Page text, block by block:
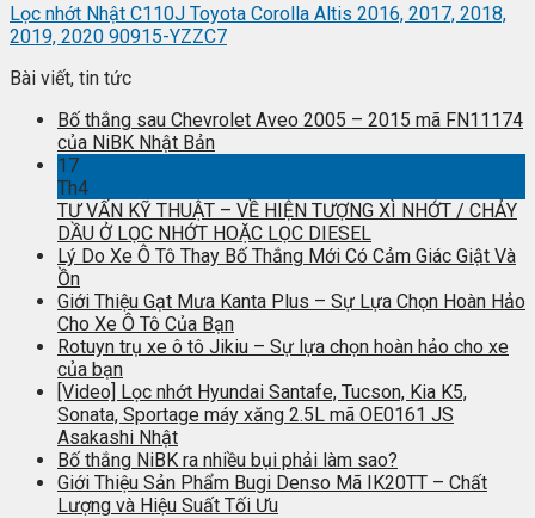
Lọc nhớt Nhật C110J Toyota Corolla Altis 2016, 2017, 2018,
2019, 2020 90915-YZZC7
Bài viết, tin tức
Bố thắng sau Chevrolet Aveo 2005 – 2015 mã FN11174
của NiBK Nhật Bản
17
Th4
TƯ VẤN KỸ THUẬT – VỀ HIỆN TƯỢNG XÌ NHỚT / CHẢY
DẦU Ở LỌC NHỚT HOẶC LỌC DIESEL
Lý Do Xe Ô Tô Thay Bố Thắng Mới Có Cảm Giác Giật Và
Ồn
Giới Thiệu Gạt Mưa Kanta Plus – Sự Lựa Chọn Hoàn Hảo
Cho Xe Ô Tô Của Bạn
Rotuyn trụ xe ô tô Jikiu – Sự lựa chọn hoàn hảo cho xe
của bạn
[Video] Lọc nhớt Hyundai Santafe, Tucson, Kia K5,
Sonata, Sportage máy xăng 2.5L mã OE0161 JS
Asakashi Nhật
Bố thắng NiBK ra nhiều bụi phải làm sao?
Giới Thiệu Sản Phẩm Bugi Denso Mã IK20TT – Chất
Lượng và Hiệu Suất Tối Ưu